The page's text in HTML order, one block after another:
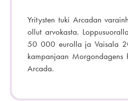
Yritysten tuki Arcadan
ollut arvokasta.
50 000 eurolla ja Vaisala
kampanjaan
Arcada.